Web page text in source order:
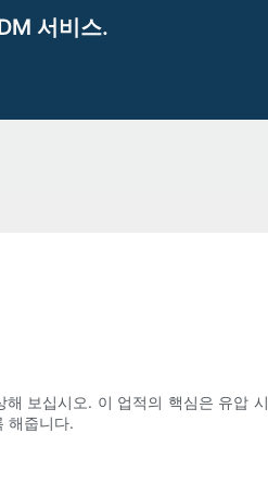
서비스.
보십시오. 이 업적의 핵심은 유압
해줍니다.